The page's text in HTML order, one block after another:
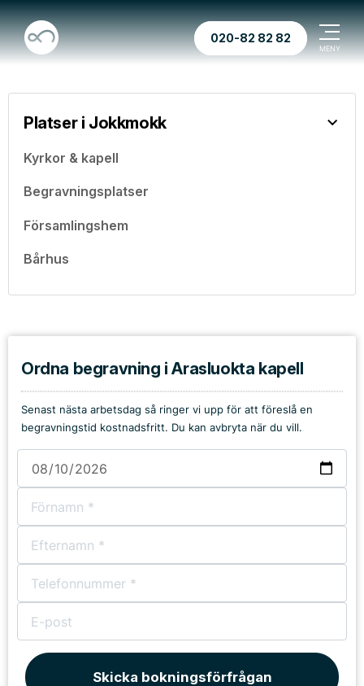
020-82 82 82
Platser i Jokkmokk
Kyrkor & kapell
Begravningsplatser
Församlingshem
Bårhus
Ordna begravning i Arasluokta kapell
Senast nästa arbetsdag så ringer vi upp för att föreslå en
begravningstid kostnadsfritt. Du kan avbryta när du vill.
Skicka bokningsförfrågan